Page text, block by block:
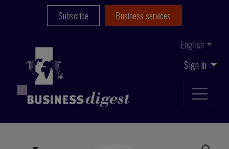
Sign in
English
Subscribe Business services